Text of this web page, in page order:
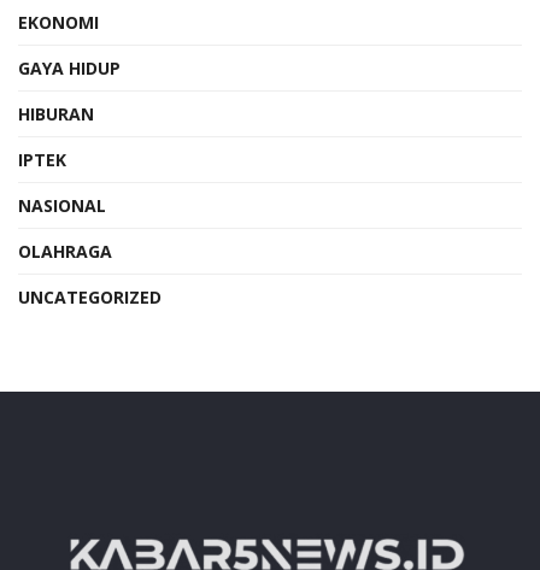
EKONOMI
GAYA HIDUP
HIBURAN
IPTEK
NASIONAL
OLAHRAGA
UNCATEGORIZED